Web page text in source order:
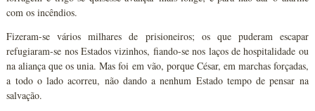
com os incêndios.
Fizeram-se vários milhares de prisioneiros; os que puderam escapar
refugiaram-se nos Estados vizinhos, fiando-se nos laços de hospitalidade ou
na aliança que os unia. Mas foi em vão, porque César, em marchas forçadas,
a todo o lado acorreu, não dando a nenhum Estado tempo de pensar na
salvação.